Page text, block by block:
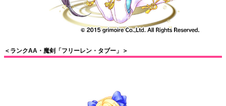
＜ランクAA・魔剣「フリーレン・タブー」＞